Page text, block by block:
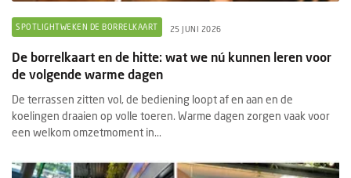
SPOTLIGHTWEKEN DE BORRELKAART 25 JUNI 2026
De borrelkaart en de hitte: wat we nú kunnen leren voor
de volgende warme dagen
De terrassen zitten vol, de bediening loopt af en aan en de
koelingen draaien op volle toeren. Warme dagen zorgen vaak voor
een welkom omzetmoment in...